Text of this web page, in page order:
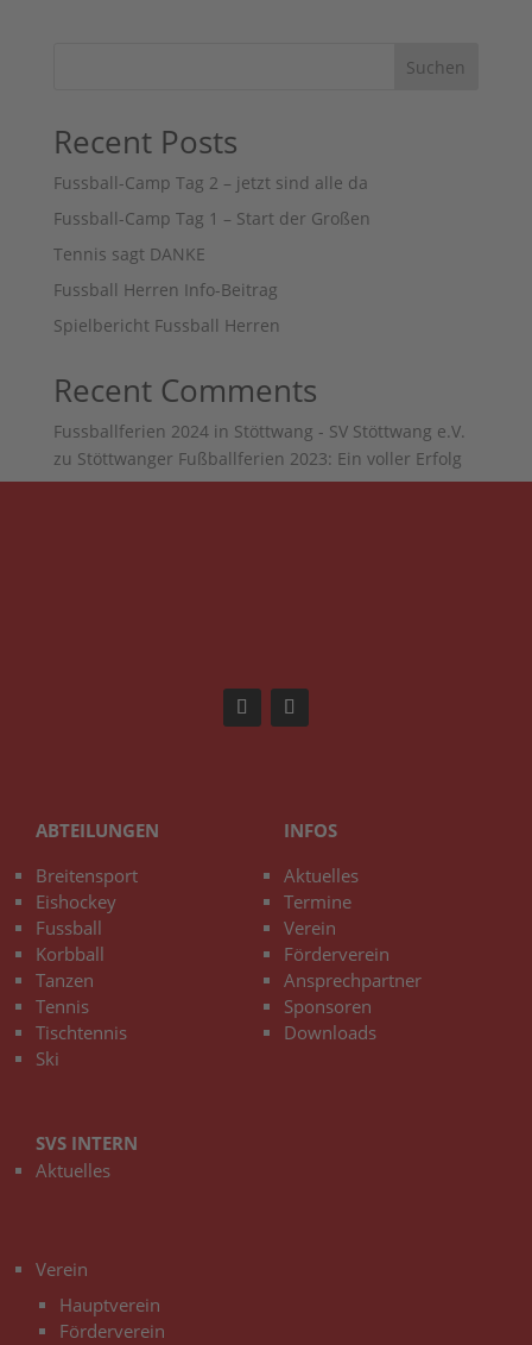
Suchen
Recent Posts
Fussball-Camp Tag 2 – jetzt sind alle da
Fussball-Camp Tag 1 – Start der Großen
Tennis sagt DANKE
Fussball Herren Info-Beitrag
Spielbericht Fussball Herren
Recent Comments
Fussballferien 2024 in Stöttwang - SV Stöttwang e.V.
zu Stöttwanger Fußballferien 2023: Ein voller Erfolg
ABTEILUNGEN
Breitensport
Eishockey
Fussball
Korbball
Tanzen
Tennis
Tischtennis
Ski
SVS INTERN
Aktuelles
Verein
Hauptverein
Förderverein
INFOS
Aktuelles
Termine
Verein
Förderverein
Ansprechpartner
Sponsoren
Downloads